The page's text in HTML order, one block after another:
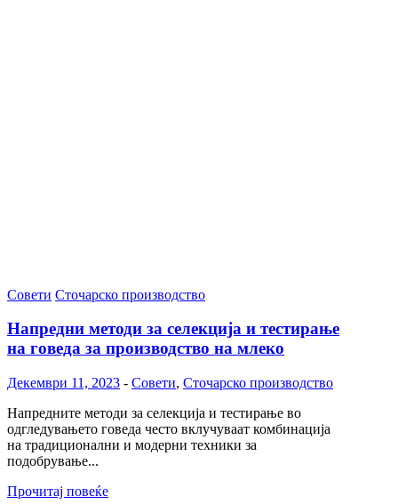
Совети Сточарско производство
Напредни методи за селекција и тестирање
на говеда за производство на млеко
Декември 11, 2023 - Совети, Сточарско производство
Напредните методи за селекција и тестирање во
одгледувањето говеда често вклучуваат комбинација
на традиционални и модерни техники за
подобрување...
Прочитај повеќе